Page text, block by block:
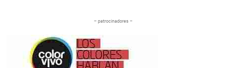
– patrocinadores –